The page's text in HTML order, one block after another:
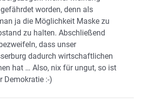
worden, denn als
ja die Möglichkeit Maske zu
zu halten. Abschließend
dass unser
dadurch wirtschaftlichen
hat … Also, nix für ungut, so ist
Demokratie :-)